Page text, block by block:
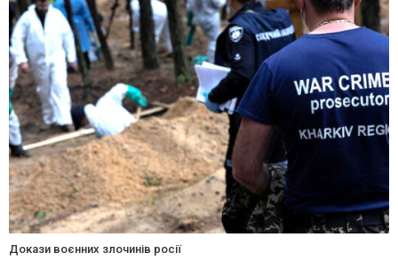
Докази воєнних злочинів росії